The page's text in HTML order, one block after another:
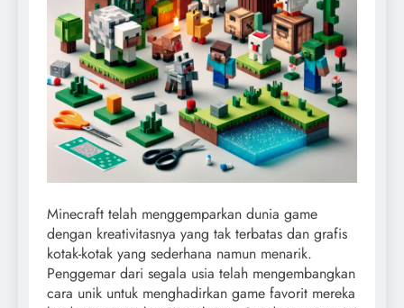
Minecraft telah menggemparkan dunia game
dengan kreativitasnya yang tak terbatas dan grafis
kotak-kotak yang sederhana namun menarik.
Penggemar dari segala usia telah mengembangkan
cara unik untuk menghadirkan game favorit mereka